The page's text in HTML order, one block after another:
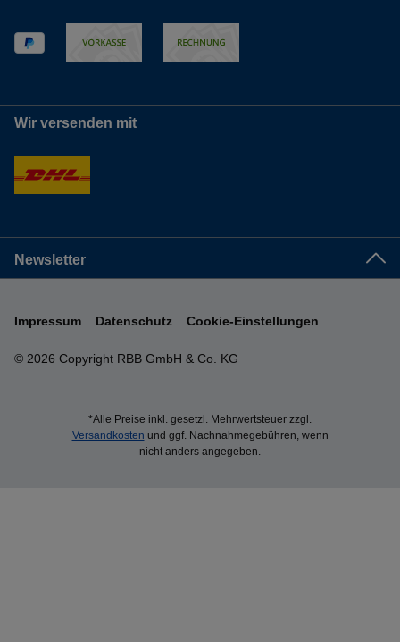
Wir versenden mit
Newsletter
© 2026 Copyright RBB GmbH & Co. KG
Impressum Datenschutz Cookie-Einstellungen
*Alle Preise inkl. gesetzl. Mehrwertsteuer zzgl.
Versandkosten und ggf. Nachnahmegebühren, wenn
nicht anders angegeben.